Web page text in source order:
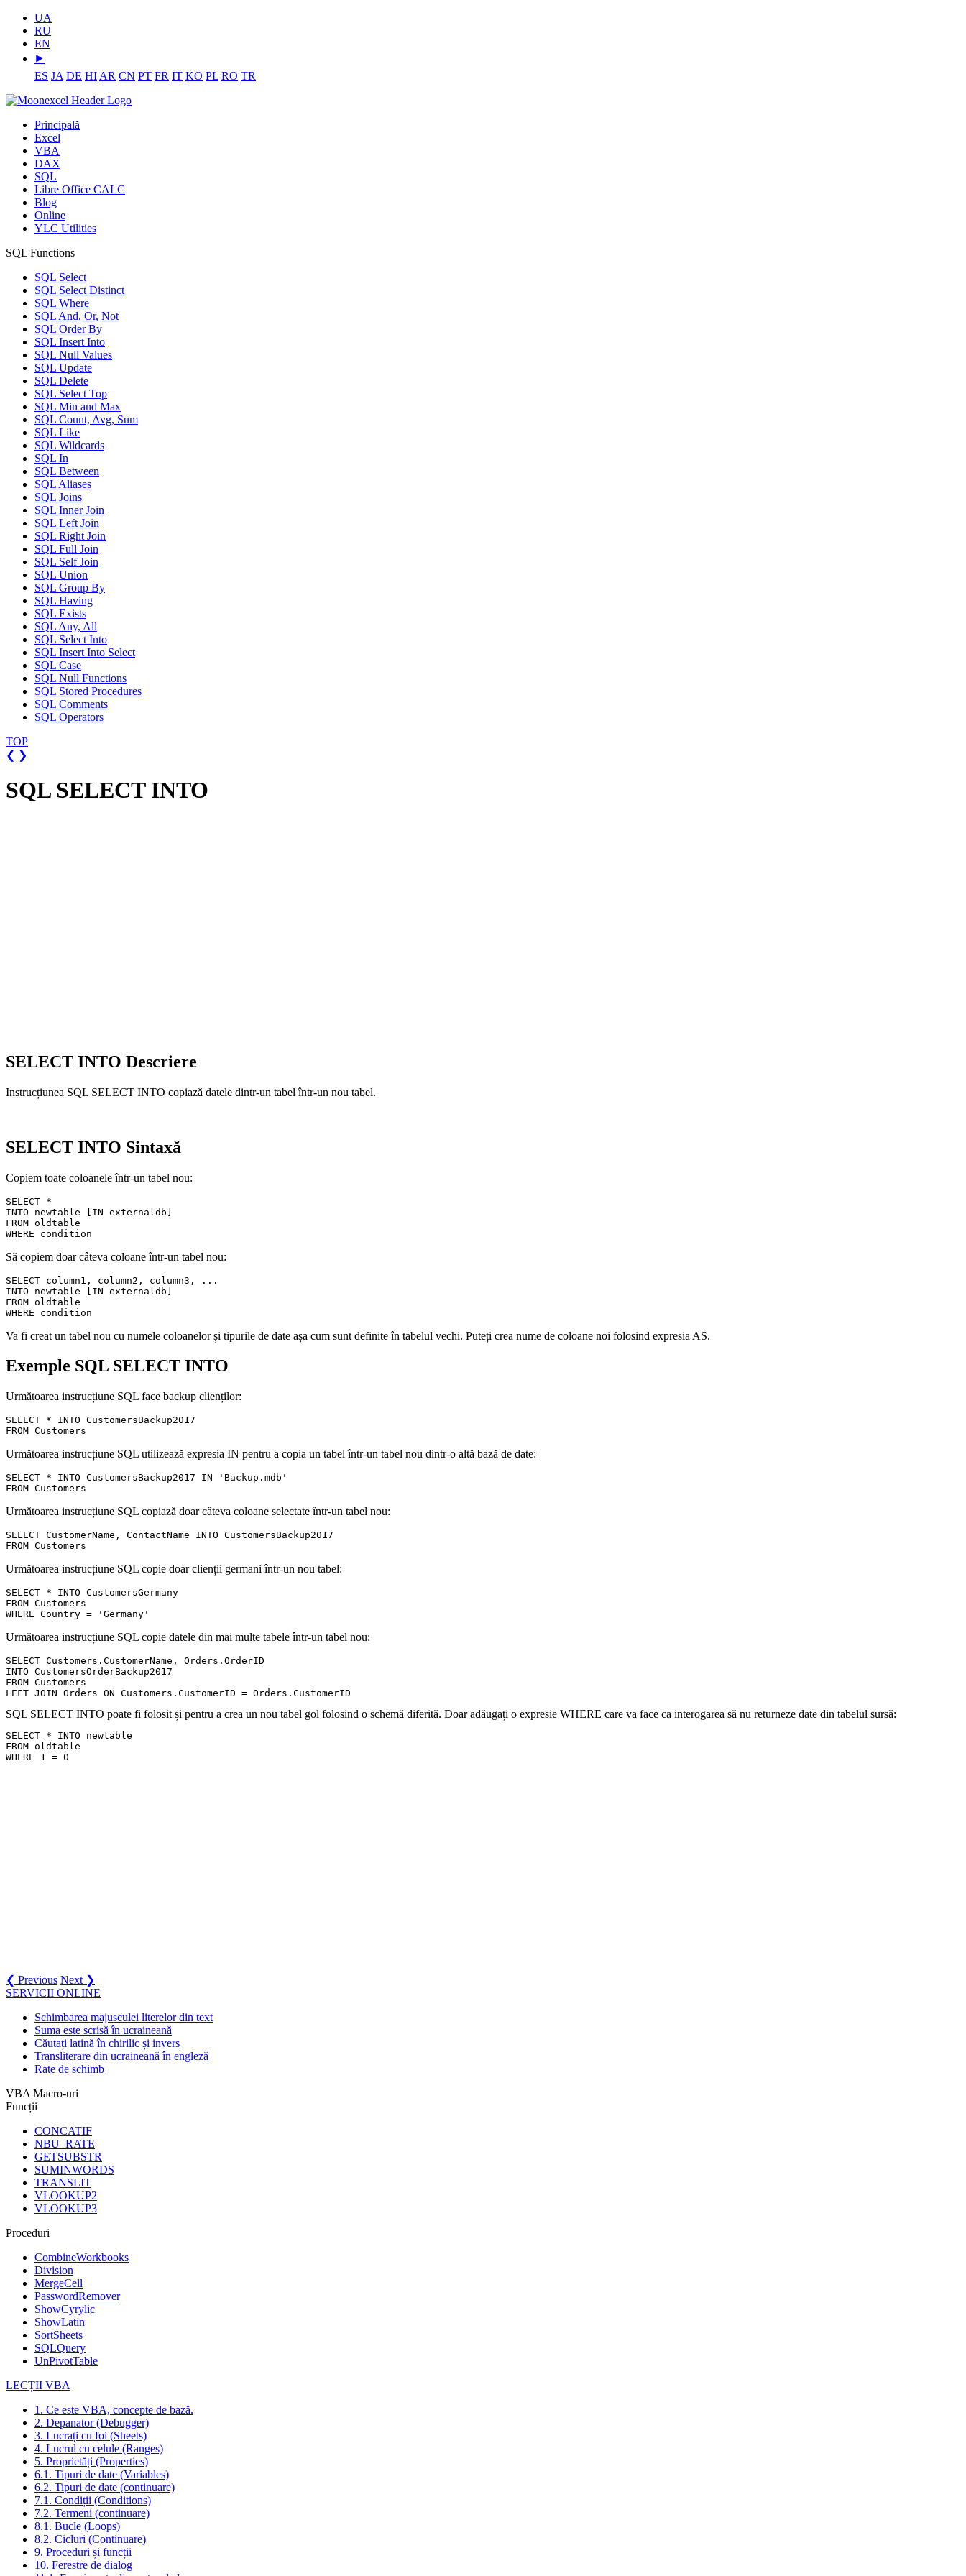
UA
RU
EN
⯈
ES JA DE HI AR CN PT FR IT KO PL RO TR
Principală
Excel
VBA
DAX
SQL
Libre Office CALC
Blog
Online
YLC Utilities
SQL Functions
SQL Select
SQL Select Distinct
SQL Where
SQL And, Or, Not
SQL Order By
SQL Insert Into
SQL Null Values
SQL Update
SQL Delete
SQL Select Top
SQL Min and Max
SQL Count, Avg, Sum
SQL Like
SQL Wildcards
SQL In
SQL Between
SQL Aliases
SQL Joins
SQL Inner Join
SQL Left Join
SQL Right Join
SQL Full Join
SQL Self Join
SQL Union
SQL Group By
SQL Having
SQL Exists
SQL Any, All
SQL Select Into
SQL Insert Into Select
SQL Case
SQL Null Functions
SQL Stored Procedures
SQL Comments
SQL Operators
TOP
❮ ❯
SQL SELECT INTO
SELECT INTO Descriere
Instrucțiunea SQL SELECT INTO copiază datele dintr-un tabel într-un nou tabel.
SELECT INTO Sintaxă
Copiem toate coloanele într-un tabel nou:
SELECT *
INTO newtable [IN externaldb]
FROM oldtable
Să copiem doar câteva coloane într-un tabel nou:
SELECT column1, column2, column3, ...
INTO newtable [IN externaldb]
FROM oldtable
Va fi creat un tabel nou cu numele coloanelor și tipurile de date așa cum sunt definite în tabelul vechi. Puteți crea nume de coloane noi folosind expresia AS.
Exemple SQL SELECT INTO
Următoarea instrucțiune SQL face backup clienților:
SELECT * INTO CustomersBackup2017
Următoarea instrucțiune SQL utilizează expresia IN pentru a copia un tabel într-un tabel nou dintr-o altă bază de date:
SELECT * INTO CustomersBackup2017 IN 'Backup.mdb'
Următoarea instrucțiune SQL copiază doar câteva coloane selectate într-un tabel nou:
SELECT CustomerName, ContactName INTO CustomersBackup2017
Următoarea instrucțiune SQL copie doar clienții germani într-un nou tabel:
SELECT * INTO CustomersGermany
FROM Customers
Următoarea instrucțiune SQL copie datele din mai multe tabele într-un tabel nou:
SELECT Customers.CustomerName, Orders.OrderID
INTO CustomersOrderBackup2017
FROM Customers
SQL SELECT INTO poate fi folosit și pentru a crea un nou tabel gol folosind o schemă diferită. Doar adăugați o expresie WHERE care va face ca interogarea să nu returneze date din tabelul sursă:
SELECT * INTO newtable
FROM oldtable
❮ Previous Next ❯
SERVICII ONLINE
Schimbarea majusculei literelor din text
Suma este scrisă în ucraineană
Căutați latină în chirilic și invers
Transliterare din ucraineană în engleză
Rate de schimb
VBA Macro-uri
Funcții
CONCATIF
NBU_RATE
GETSUBSTR
SUMINWORDS
TRANSLIT
VLOOKUP2
VLOOKUP3
Proceduri
CombineWorkbooks
Division
MergeCell
PasswordRemover
ShowCyrylic
ShowLatin
SortSheets
SQLQuery
UnPivotTable
LECȚII VBA
1. Ce este VBA, concepte de bază.
2. Depanator (Debugger)
3. Lucrați cu foi (Sheets)
4. Lucrul cu celule (Ranges)
5. Proprietăți (Properties)
6.1. Tipuri de date (Variables)
6.2. Tipuri de date (continuare)
7.1. Condiții (Conditions)
7.2. Termeni (continuare)
8.1. Bucle (Loops)
8.2. Cicluri (Continuare)
9. Proceduri și funcții
10. Ferestre de dialog